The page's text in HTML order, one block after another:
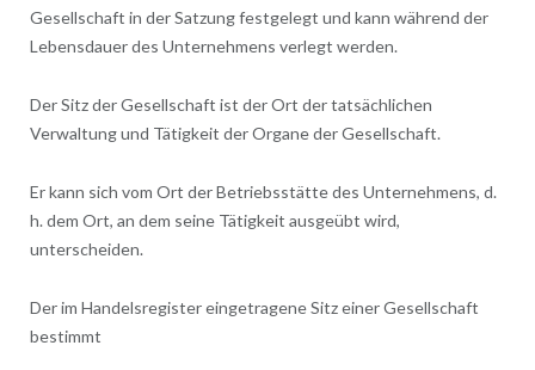
Gesellschaft in der Satzung festgelegt und kann während der
Lebensdauer des Unternehmens verlegt werden.
Der Sitz der Gesellschaft ist der Ort der tatsächlichen
Verwaltung und Tätigkeit der Organe der Gesellschaft.
Er kann sich vom Ort der Betriebsstätte des Unternehmens, d.
h. dem Ort, an dem seine Tätigkeit ausgeübt wird,
unterscheiden.
Der im Handelsregister eingetragene Sitz einer Gesellschaft
bestimmt